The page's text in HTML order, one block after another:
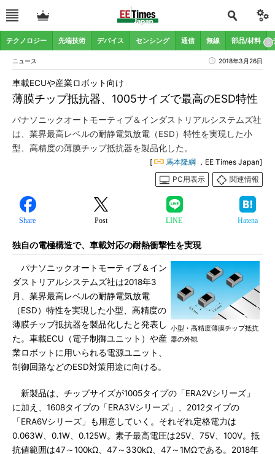
テクノロジー 先端技術 デバイス センシング 通信 無線 部品/材料
ニュース 2018年3月26日
薄膜チップ抵抗器、1005サイズで最高のESD特性
車載ECUや産業ロボット向け
パナソニックオートモーティブ＆インダストリアルシステムズ社
は、業界最高レベルの耐静電気放電（ESD）特性を実現した小
型、高精度の薄膜チップ抵抗器を製品化した。
[ 馬本隆綱 ，EE Times Japan]
PC用表示
関連情報
Share Post LINE Hatena
独自の電極構造で、車載対応の耐熱衝撃性を実現
小型・高精度薄膜チップ抵抗
器の外観
パナソニックオートモーティブ＆イン
ダストリアルシステムズ社は2018年3
月、業界最高レベルの耐静電気放電
（ESD）特性を実現した小型、高精度の
薄膜チップ抵抗器を製品化したと発表し
た。車載ECU（電子制御ユニット）や産
業ロボットに用いられる電源ユニット、
制御回路などのESD対策用途に向ける。
新製品は、チップサイズが1005タイプの「ERA2Vシリーズ」
に加え、1608タイプの「ERA3Vシリーズ」、2012タイプの
「ERA6Vシリーズ」も用意していく。それぞれ定格電力は
0.063W、0.1W、0.125W。素子最高電圧は25V、75V、100V。抵
抗値範囲は47～100kΩ、47～330kΩ、47～1MΩである。2018年